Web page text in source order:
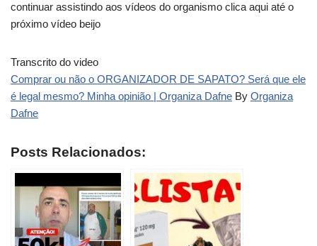
continuar assistindo aos vídeos do organismo clica aqui até o
próximo vídeo beijo
Transcrito do video
Comprar ou não o ORGANIZADOR DE SAPATO? Será que ele
é legal mesmo? Minha opinião | Organiza Dafne By Organiza
Dafne
Posts Relacionados: